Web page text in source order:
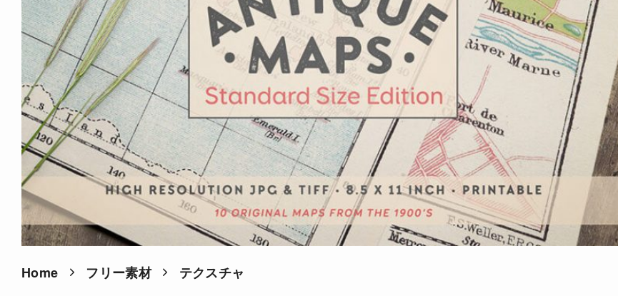
Home フリー素材 テクスチャ